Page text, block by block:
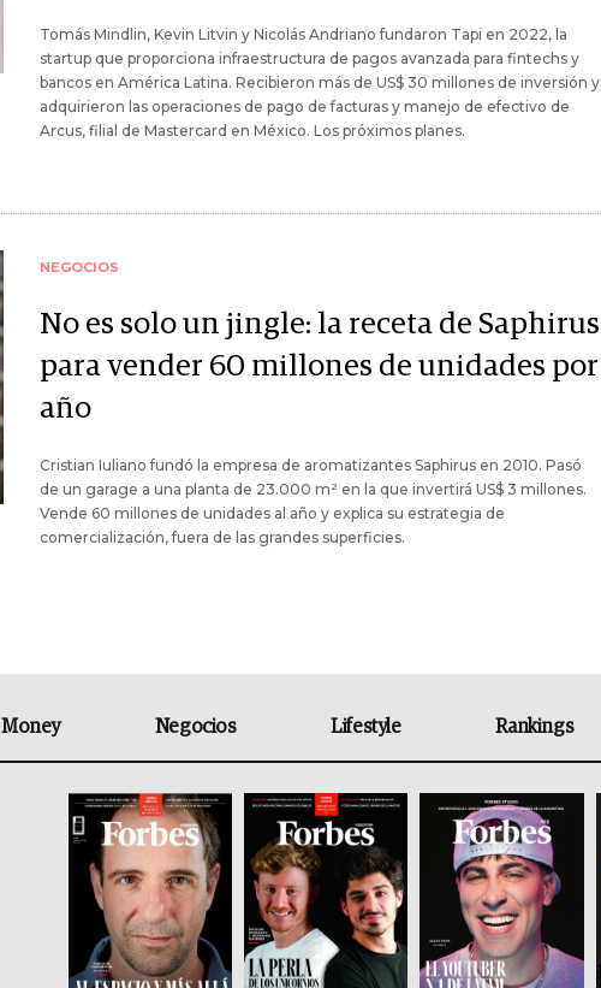
Tomás Mindlin, Kevin Litvin y Nicolás Andriano fundaron Tapi en 2022, la
startup que proporciona infraestructura de pagos avanzada para fintechs y
bancos en América Latina. Recibieron más de US$ 30 millones de inversión y
adquirieron las operaciones de pago de facturas y manejo de efectivo de
Arcus, filial de Mastercard en México. Los próximos planes.
NEGOCIOS
No es solo un jingle: la receta de Saphirus
para vender 60 millones de unidades por
año
Cristian Iuliano fundó la empresa de aromatizantes Saphirus en 2010. Pasó
de un garage a una planta de 23.000 m² en la que invertirá US$ 3 millones.
Vende 60 millones de unidades al año y explica su estrategia de
comercialización, fuera de las grandes superficies.
Money Negocios Lifestyle Rankings